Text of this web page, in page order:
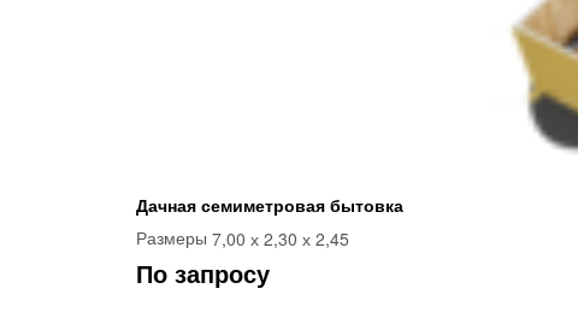
Дачная семиметровая бытовка
Размеры 7,00 х 2,30 х 2,45
По запросу